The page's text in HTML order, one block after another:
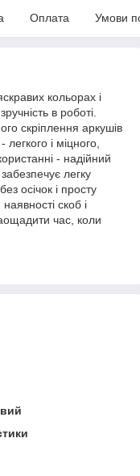
Оплата Умови
кольорах і
в роботі.
скріплення аркушів
і міцного,
- надійний
легку
осічок і просту
скоб і
час, коли